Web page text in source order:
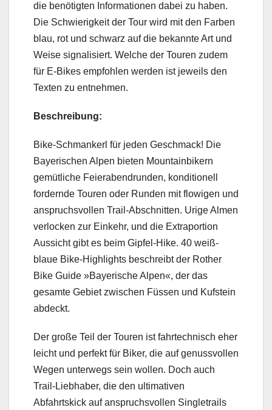
die benötigten Informationen dabei zu haben.
Die Schwierigkeit der Tour wird mit den Farben
blau, rot und schwarz auf die bekannte Art und
Weise signalisiert. Welche der Touren zudem
für E-Bikes empfohlen werden ist jeweils den
Texten zu entnehmen.
Beschreibung:
Bike-Schmankerl für jeden Geschmack! Die
Bayerischen Alpen bieten Mountainbikern
gemütliche Feierabendrunden, konditionell
fordernde Touren oder Runden mit flowigen und
anspruchsvollen Trail-Abschnitten. Urige Almen
verlocken zur Einkehr, und die Extraportion
Aussicht gibt es beim Gipfel-Hike. 40 weiß-
blaue Bike-Highlights beschreibt der Rother
Bike Guide »Bayerische Alpen«, der das
gesamte Gebiet zwischen Füssen und Kufstein
abdeckt.
Der große Teil der Touren ist fahrtechnisch eher
leicht und perfekt für Biker, die auf genussvollen
Wegen unterwegs sein wollen. Doch auch
Trail-Liebhaber, die den ultimativen
Abfahrtskick auf anspruchsvollen Singletrails